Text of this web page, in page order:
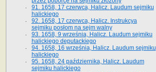
91. 1658, 17 czerwca, Halicz. Laudum sejmiku
halickiego
92. 1658, 17 czerwca, Halicz. Instrukcya
sejmiku posłom na sejm walny
93. 1658, 9 września, Halicz. Laudum sejmiku
halickiego deputackiego
94. 1658, 16 września, Halicz. Laudum sejmiku
halickiego
95. 1658, 24 października, Halicz. Laudum
sejmiku halickiego